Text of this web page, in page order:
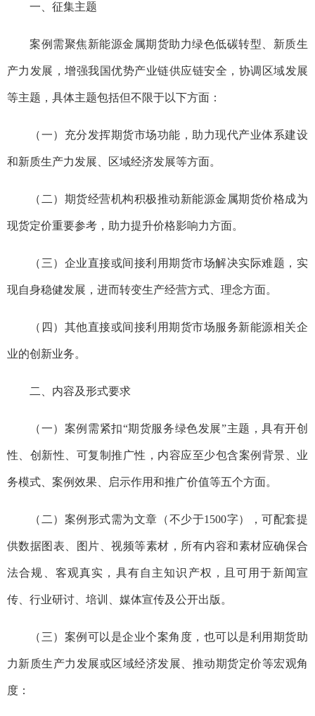
一、征集主题
案例需聚焦新能源金属期货助力绿色低碳转型、新质生
产力发展，增强我国优势产业链供应链安全，协调区域发展
等主题，具体主题包括但不限于以下方面：
（一）充分发挥期货市场功能，助力现代产业体系建设
和新质生产力发展、区域经济发展等方面。
（二）期货经营机构积极推动新能源金属期货价格成为
现货定价重要参考，助力提升价格影响力方面。
（三）企业直接或间接利用期货市场解决实际难题，实
现自身稳健发展，进而转变生产经营方式、理念方面。
（四）其他直接或间接利用期货市场服务新能源相关企
业的创新业务。
二、内容及形式要求
（一）案例需紧扣“期货服务绿色发展”主题，具有开创
性、创新性、可复制推广性，内容应至少包含案例背景、业
务模式、案例效果、启示作用和推广价值等五个方面。
（二）案例形式需为文章（不少于1500字），可配套提
供数据图表、图片、视频等素材，所有内容和素材应确保合
法合规、客观真实，具有自主知识产权，且可用于新闻宣
传、行业研讨、培训、媒体宣传及公开出版。
（三）案例可以是企业个案角度，也可以是利用期货助
力新质生产力发展或区域经济发展、推动期货定价等宏观角
度：